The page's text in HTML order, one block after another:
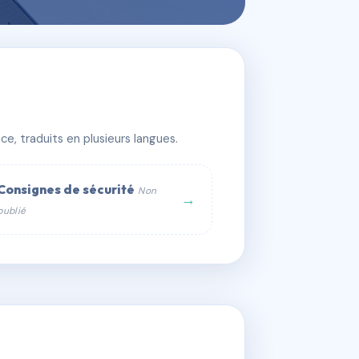
traduits en plusieurs langues.
de sécurité Non
→